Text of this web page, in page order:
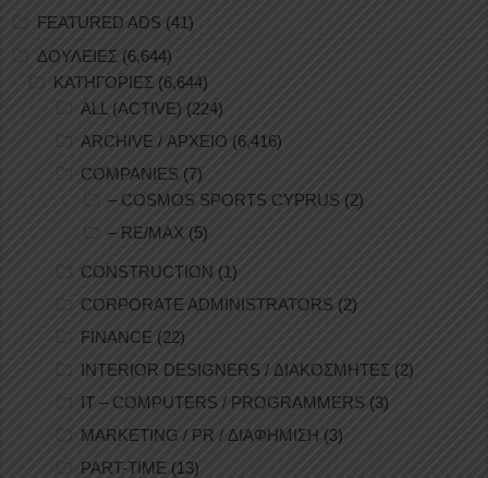
FEATURED ADS (41)
ΔΟΥΛΕΙΕΣ (6,644)
ΚΑΤΗΓΟΡΙΕΣ (6,644)
ALL (ACTIVE) (224)
ARCHIVE / ΑΡΧΕΙΟ (6,416)
COMPANIES (7)
– COSMOS SPORTS CYPRUS (2)
– RE/MAX (5)
CONSTRUCTION (1)
CORPORATE ADMINISTRATORS (2)
FINANCE (22)
INTERIOR DESIGNERS / ΔΙΑΚΟΣΜΗΤΕΣ (2)
IT – COMPUTERS / PROGRAMMERS (3)
MARKETING / PR / ΔΙΑΦΗΜΙΣΗ (3)
PART-TIME (13)